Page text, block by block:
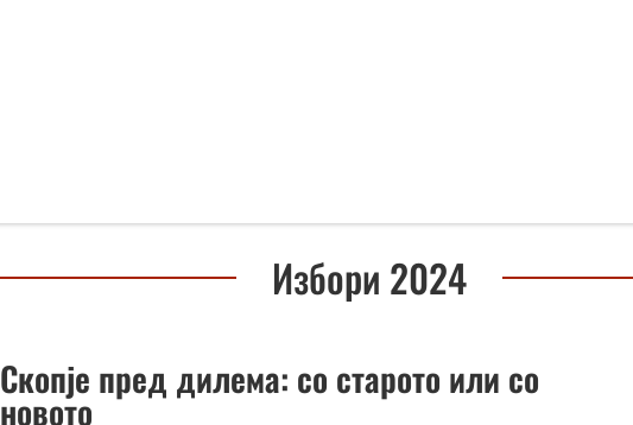
Избори 2024
Скопје пред дилема: со старото или со
новото